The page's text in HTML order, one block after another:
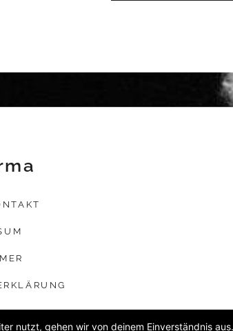
nutzt, gehen wir von deinem Einverständnis aus.